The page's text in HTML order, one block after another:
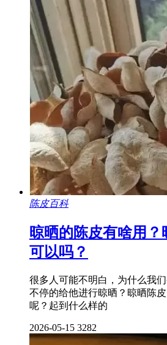
陈皮百科
晾晒的陈皮有啥用
可以吗？
很多人可能不明白，为什么我
不停的给他进行晾晒？晾晒陈
呢？起到什么样的
2026-05-15 3282